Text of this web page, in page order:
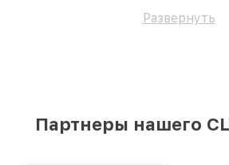
Развернуть
Партнеры нашего